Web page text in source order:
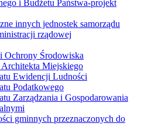
i Budżetu Państwa-projekt
innych jednostek samorządu
rządowej
Ochrony Środowiska
Miejskiego
Ewidencji Ludności
Podatkowego
Zarządzania i Gospodarowania
gminnych przeznaczonych do